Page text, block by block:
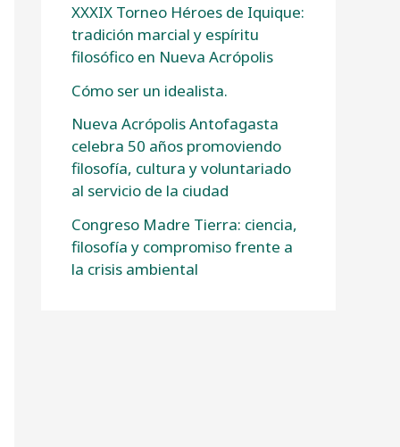
XXXIX Torneo Héroes de Iquique:
tradición marcial y espíritu
filosófico en Nueva Acrópolis
Cómo ser un idealista.
Nueva Acrópolis Antofagasta
celebra 50 años promoviendo
filosofía, cultura y voluntariado
al servicio de la ciudad
Congreso Madre Tierra: ciencia,
filosofía y compromiso frente a
la crisis ambiental